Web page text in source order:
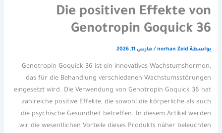
Die positiven Effekte von
Genotropin Goquick 36
بواسطة norhan Zeid
/ مارس 11, 2026
Genotropin Goquick 36 ist ein innovatives Wachstumshormon,
das für die Behandlung verschiedenen Wachstumsstörungen
eingesetzt wird. Die Verwendung von Genotropin Goquick 36 hat
zahlreiche positive Effekte, die sowohl die körperliche als auch
die psychische Gesundheit betreffen. In diesem Artikel werden
wir die wesentlichen Vorteile dieses Produkts näher beleuchten.